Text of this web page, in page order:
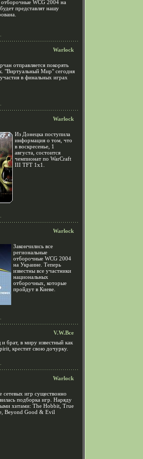
WCG 2004 на
представлят нашу
Warlock
отправляется покорять
"Виртуальный Мир" сегодня
в финальных играх
Warlock
Из Донецка поступила
информация о том, что
в воскресенье, 1
августа, состоится
чемпионат по WarCraft
III TFT 1x1.
Warlock
Закончились все
региональные
отборочные WCG 2004
на Украине. Теперь
известны все участники
национальных
отборочных, которые
пройдут в Киеве.
V.W.Bce
брат, в миру известный как
крестит свою дочурку.
Warlock
сетевых игр существонно
подборка игр. Наряду
хитами: The Hobbit, True
Beyond Good & Evil